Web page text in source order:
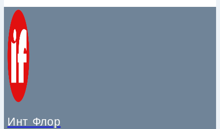
Инт Флор